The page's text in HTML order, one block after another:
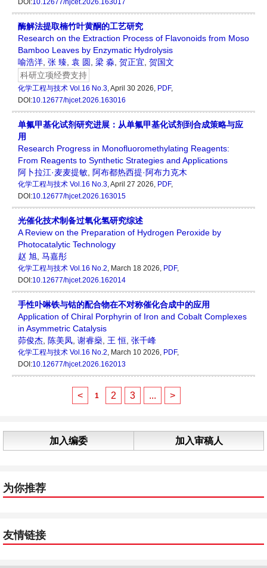
DOI:10.12677/hjcet.2026.163017
酶解法提取楠竹叶黄酮的工艺研究
Research on the Extraction Process of Flavonoids from Moso
Bamboo Leaves by Enzymatic Hydrolysis
喻浩洋, 张 臻, 袁 圆, 梁 淼, 贺正宜, 贺国文
科研立项经费支持
化学工程与技术 Vol.16 No.3, April 30 2026, PDF,
DOI:10.12677/hjcet.2026.163016
单氟甲基化试剂研究进展：从单氟甲基化试剂到合成策略与应
用
Research Progress in Monofluoromethylating Reagents:
From Reagents to Synthetic Strategies and Applications
阿卜拉江·麦麦提敏, 阿布都热西提·阿布力克木
化学工程与技术 Vol.16 No.3, April 27 2026, PDF,
DOI:10.12677/hjcet.2026.163015
光催化技术制备过氧化氢研究综述
A Review on the Preparation of Hydrogen Peroxide by
Photocatalytic Technology
赵 旭, 马嘉彤
化学工程与技术 Vol.16 No.2, March 18 2026, PDF,
DOI:10.12677/hjcet.2026.162014
手性卟啉铁与钴的配合物在不对称催化合成中的应用
Application of Chiral Porphyrin of Iron and Cobalt Complexes
in Asymmetric Catalysis
茆俊杰, 陈美凤, 谢睿燊, 王 恒, 张千峰
化学工程与技术 Vol.16 No.2, March 10 2026, PDF,
DOI:10.12677/hjcet.2026.162013
< 1 2 3 ... >
加入编委 加入审稿人
为你推荐
友情链接